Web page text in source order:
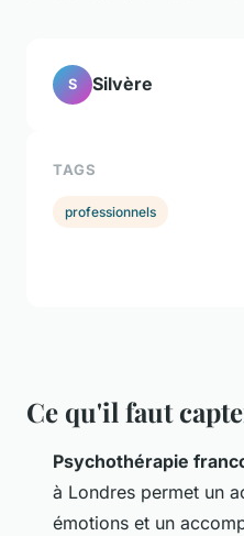
Ce qu'il faut
Psychothérapie
à Londres permet un
émotions et un
S Silvère
TAGS
professionnels